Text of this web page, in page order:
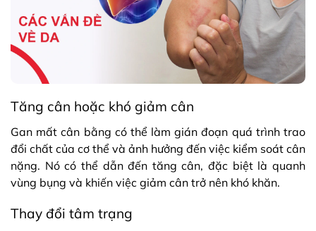
Tăng cân hoặc khó giảm cân
Gan mất cân bằng có thể làm gián đoạn quá trình trao
đổi chất của cơ thể và ảnh hưởng đến việc kiểm soát cân
nặng. Nó có thể dẫn đến tăng cân, đặc biệt là quanh
vùng bụng và khiến việc giảm cân trở nên khó khăn.
Thay đổi tâm trạng